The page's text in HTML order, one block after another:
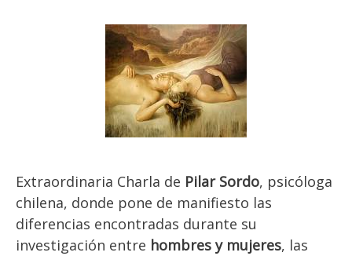
Extraordinaria Charla de Pilar Sordo, psicóloga
chilena, donde pone de manifiesto las
diferencias encontradas durante su
investigación entre hombres y mujeres, las